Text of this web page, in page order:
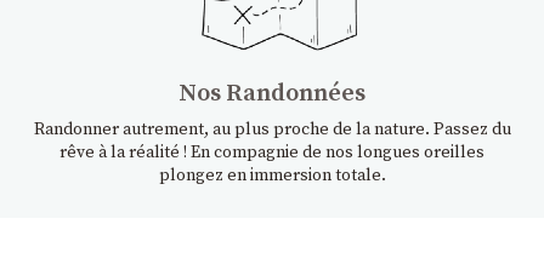
Nos Randonnées
Randonner autrement, au plus proche de la nature. Passez du
rêve à la réalité ! En compagnie de nos longues oreilles
plongez en immersion totale.